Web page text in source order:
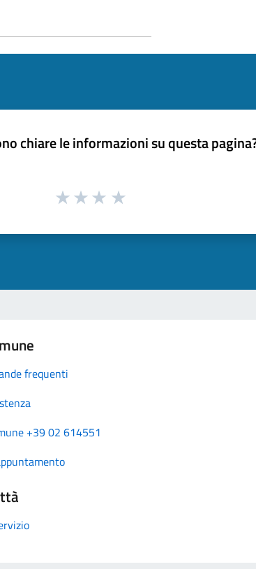
chiare le informazioni su questa
frequenti
+39 02 614551